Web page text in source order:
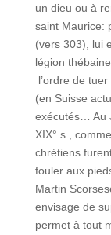
un dieu ou à
saint Maurice:
(vers 303), lui
légion
l’ordre de
(en Suisse
exécutés… Au
XIX° s.,
chrétiens
fouler aux
Martin
envisage de
permet à tout